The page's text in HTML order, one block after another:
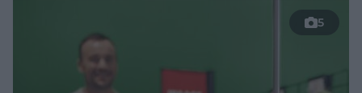
5